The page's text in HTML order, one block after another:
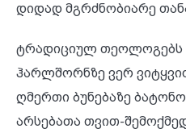
დიდად მგრძნობიარე
ტრადიციულ თეოლოგებს
ჰარლშორნზე ვერ
ღმერთი ბუნებაზე
არსებათა თვით-